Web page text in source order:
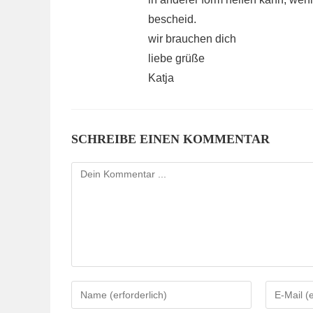
bescheid.
wir brauchen dich
liebe grüße
Katja
SCHREIBE EINEN KOMMENTAR
Kommentieren
deinen
deine